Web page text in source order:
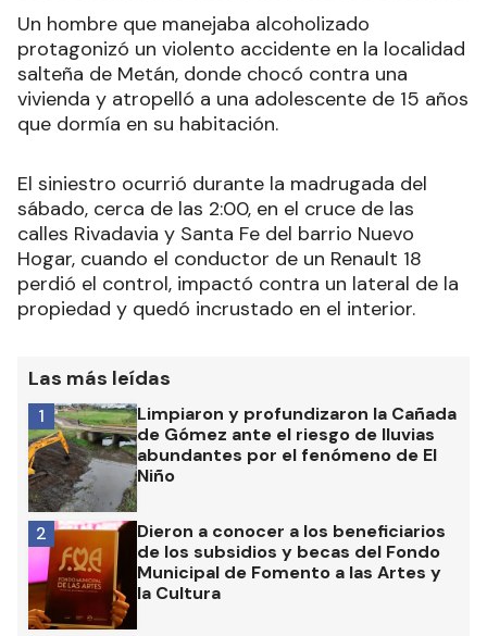
Un hombre que manejaba alcoholizado
protagonizó un violento accidente en la localidad
salteña de Metán, donde chocó contra una
vivienda y atropelló a una adolescente de 15 años
que dormía en su habitación.
El siniestro ocurrió durante la madrugada del
sábado, cerca de las 2:00, en el cruce de las
calles Rivadavia y Santa Fe del barrio Nuevo
Hogar, cuando el conductor de un Renault 18
perdió el control, impactó contra un lateral de la
propiedad y quedó incrustado en el interior.
Las más leídas
Limpiaron y profundizaron la Cañada
de Gómez ante el riesgo de lluvias
abundantes por el fenómeno de El
Niño
1
Dieron a conocer a los beneficiarios
de los subsidios y becas del Fondo
Municipal de Fomento a las Artes y
la Cultura
2